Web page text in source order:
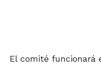
El comité funcionará